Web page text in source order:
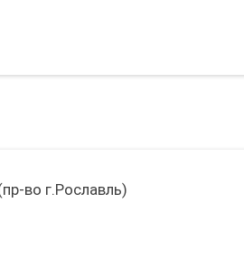
во г.Рославль)